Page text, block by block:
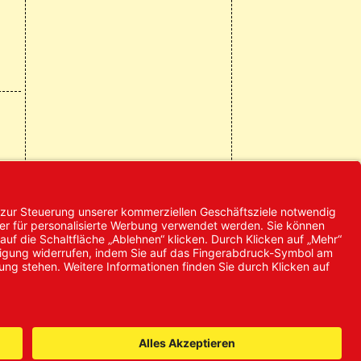
© 2024 Promed
Vertriebsgesellschaft mbH | Alle